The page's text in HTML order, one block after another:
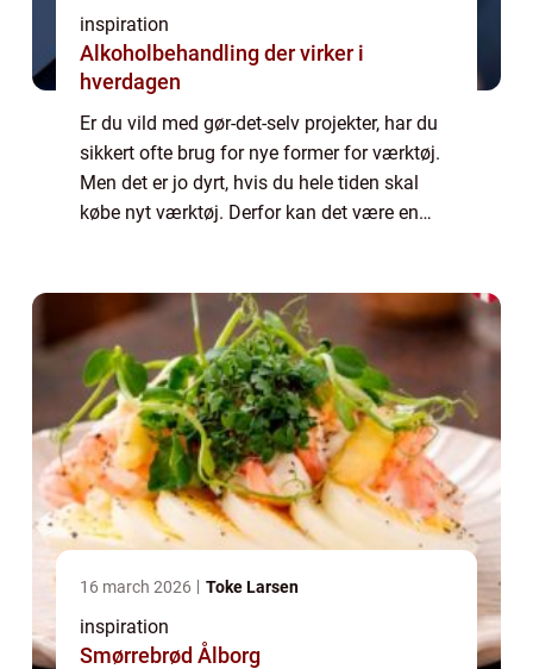
inspiration
Alkoholbehandling der virker i
hverdagen
Er du vild med gør-det-selv projekter, har du
sikkert ofte brug for nye former for værktøj.
Men det er jo dyrt, hvis du hele tiden skal
købe nyt værktøj. Derfor kan det være en
16 march 2026 Toke Larsen
inspiration
Smørrebrød Ålborg